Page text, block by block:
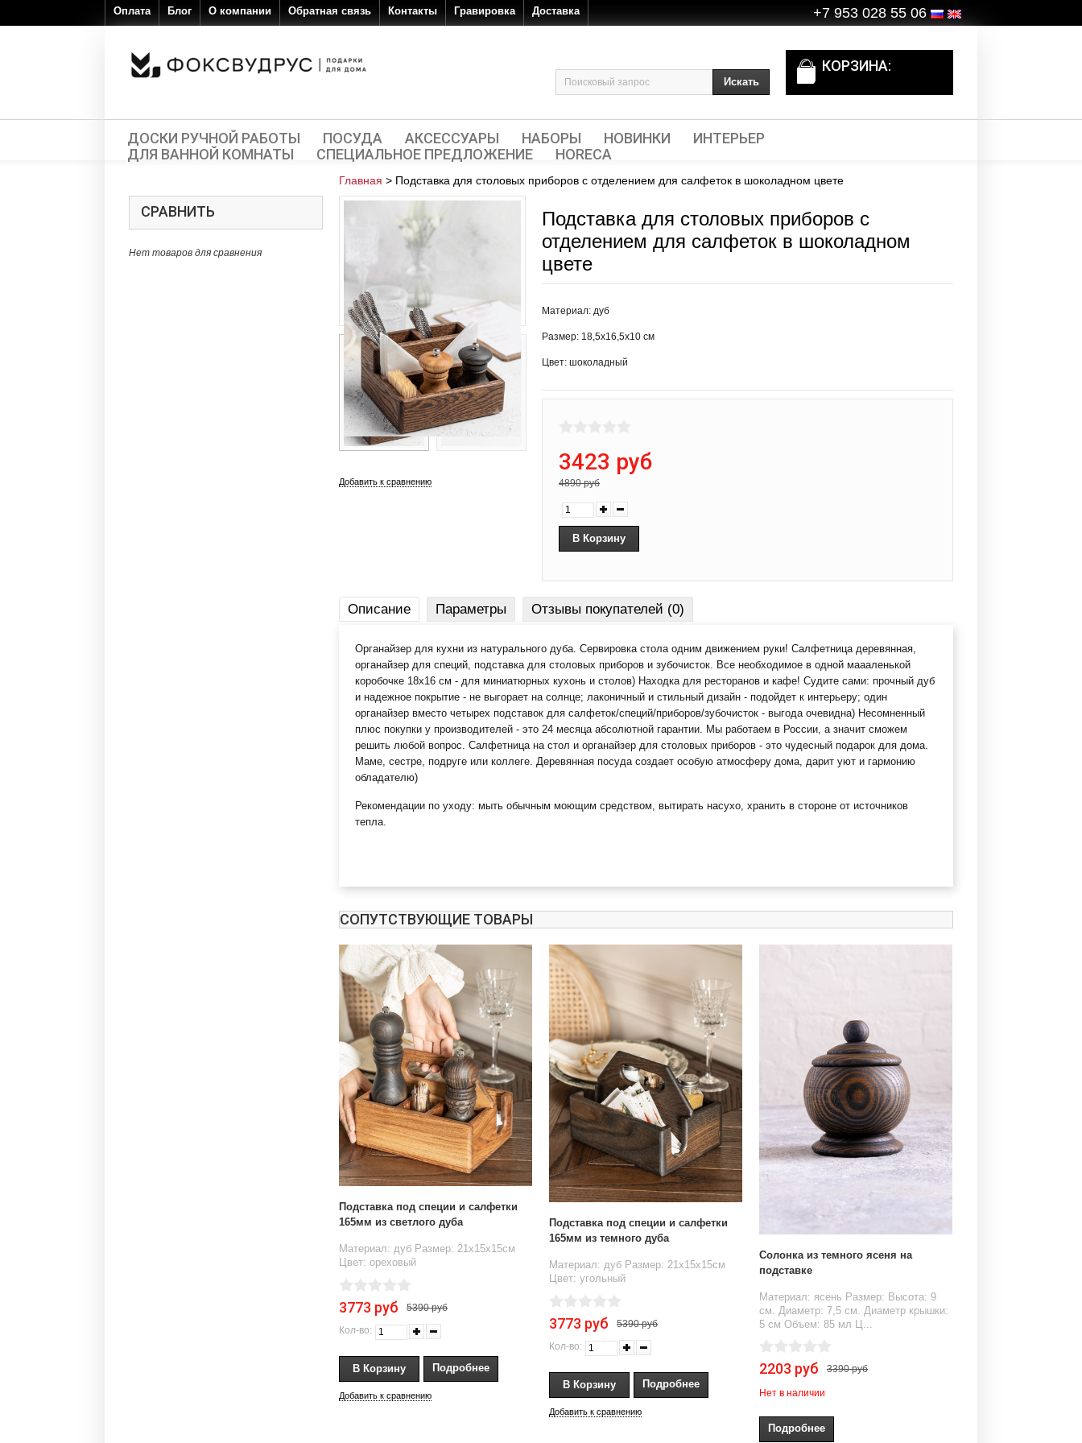
Оплата Блог О компании Обратная связь Контакты Гравировка Доставка
КОРЗИНА:
+7 953 028 55 06
ДОСКИ РУЧНОЙ РАБОТЫ ПОСУДА АКСЕССУАРЫ НАБОРЫ НОВИНКИ
ИНТЕРЬЕР
ДЛЯ ВАННОЙ КОМНАТЫ
СПЕЦИАЛЬНОЕ ПРЕДЛОЖЕНИЕ HORECA
СРАВНИТЬ
Нет товаров для сравнения
Главная > Подставка для столовых приборов с отделением для салфеток в шоколадном цвете
Подставка для столовых приборов с
отделением для салфеток в шоколадном
цвете
Материал: дуб
Размер: 18,5х16,5х10 см
Цвет: шоколадный
3423 руб
4890 руб
Добавить к сравнению
Описание Параметры Отзывы покупателей (0)
Органайзер для кухни из натурального дуба. Сервировка стола одним движением руки! Салфетница деревянная,
органайзер для специй, подставка для столовых приборов и зубочисток. Все необходимое в одной маааленькой
коробочке 18х16 см - для миниатюрных кухонь и столов) Находка для ресторанов и кафе! Судите сами: прочный дуб
и надежное покрытие - не выгорает на солнце; лаконичный и стильный дизайн - подойдет к интерьеру; один
органайзер вместо четырех подставок для салфеток/специй/приборов/зубочисток - выгода очевидна) Несомненный
плюс покупки у производителей - это 24 месяца абсолютной гарантии. Мы работаем в России, а значит сможем
решить любой вопрос. Салфетница на стол и органайзер для столовых приборов - это чудесный подарок для дома.
Маме, сестре, подруге или коллеге. Деревянная посуда создает особую атмосферу дома, дарит уют и гармонию
обладателю)
Рекомендации по уходу: мыть обычным моющим средством, вытирать насухо, хранить в стороне от источников
тепла.
СОПУТСТВУЮЩИЕ ТОВАРЫ
Подставка под специи и салфетки
165мм из светлого дуба
Материал: дуб Размер: 21х15х15см
Цвет: ореховый
3773 руб
5390 руб
Кол-во:
Подробнее
Добавить к сравнению
Подставка под специи и салфетки
165мм из темного дуба
Материал: дуб Размер: 21х15х15см
Цвет: угольный
3773 руб
5390 руб
Кол-во:
Подробнее
Добавить к сравнению
Солонка из темного ясеня на
подставке
Материал: ясень Размер: Высота: 9
см. Диаметр: 7,5 см. Диаметр крышки:
5 см Объем: 85 мл Ц...
2203 руб 3390 руб
Нет в наличии
Подробнее